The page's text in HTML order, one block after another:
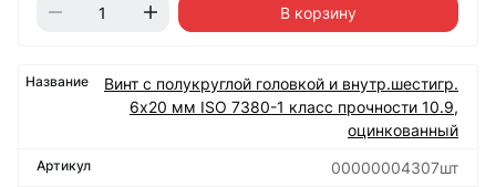
В корзину
Винт с полукруглой головкой и внутр.шестигр.
6х20 мм ISO 7380-1 класс прочности 10.9,
оцинкованный
00000004307шт